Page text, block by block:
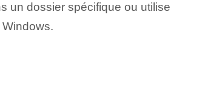
un dossier spécifique ou utilise